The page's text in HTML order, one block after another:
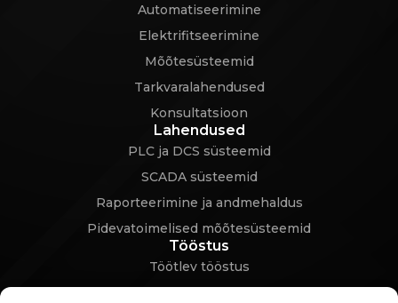
Automatiseerimine
Elektrifitseerimine
Mõõtesüsteemid
Tarkvaralahendused
Konsultatsioon
Lahendused
PLC ja DCS süsteemid
SCADA süsteemid
Raporteerimine ja andmehaldus
Pidevatoimelised mõõtesüsteemid
Tööstus
Töötlev tööstus
Infrastruktuur (vesi)